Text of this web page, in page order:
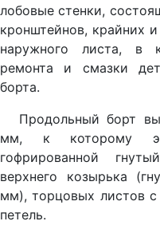
лобовые стенки,
кронштейнов, крайних
наружного листа, в
ремонта и смазки
борта.
Продольный борт
мм, к которому
гофрированной
верхнего козырька
мм), торцовых листов
петель.